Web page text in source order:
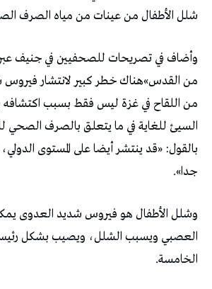
شلل الأطفال من عينات من مياه الصرف
وأضاف في تصريحات للصحفيين في جنيف عبر
من القدس»هناك خطر كبير لانتشار فيروس
من اللقاح في غزة ليس فقط بسبب
السيئ للغاية في ما يتعلق بالصرف الصحي
بالقول: «قد ينتشر أيضا على المستوى
جدا».
وشلل الأطفال هو فيروس شديد العدوى
العصبي ويسبب الشلل، ويصيب بشكل
الخامسة.